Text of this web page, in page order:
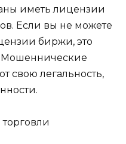
иметь лицензии
Если вы не можете
биржи, это
Мошеннические
свою легальность,